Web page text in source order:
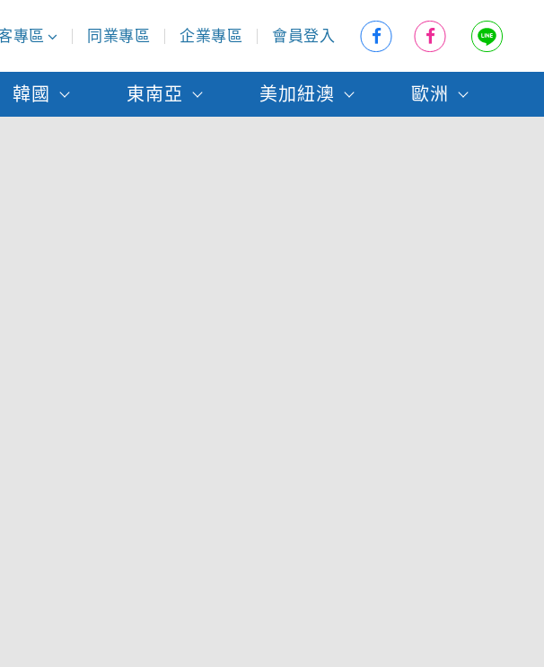
專區 同業專區 企業專區 會員登入
韓國 東南亞 美加紐澳 歐洲